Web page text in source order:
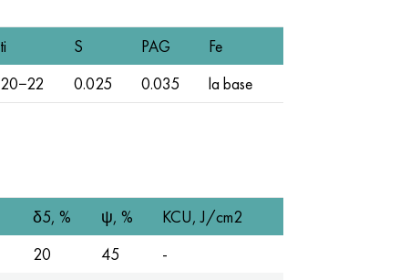
ti S PAG
Fe
20−22 0.025 0.035 la base
δ5, % ψ, %
KCU, J/cm2
20 45
-